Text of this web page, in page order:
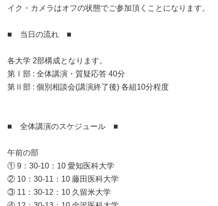
イク・カメラはオフの状態でご参加頂くことになります。
■ 当日の流れ ■
各大学 2部構成となります。
第Ⅰ部 : 全体講演・質疑応答 40分
第Ⅱ部 : 個別相談会(講演終了後) 各組10分程度
■ 全体講演のスケジュール ■
午前の部
① 9：30-10：10 愛知医科大学
② 10：30-11：10 藤田医科大学
③ 11：30-12：10 久留米大学